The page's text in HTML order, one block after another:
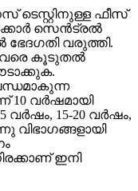
ടെസ്റ്റിനുള്ള ഫീസ്
സെന്‍ട്രല്‍
ഭേദഗതി വരുത്തി.
വരെ കൂടുതല്‍
10 വര്‍ഷമായി
15-20 വര്‍ഷം,
വിഭാഗങ്ങളായി
ഇനി